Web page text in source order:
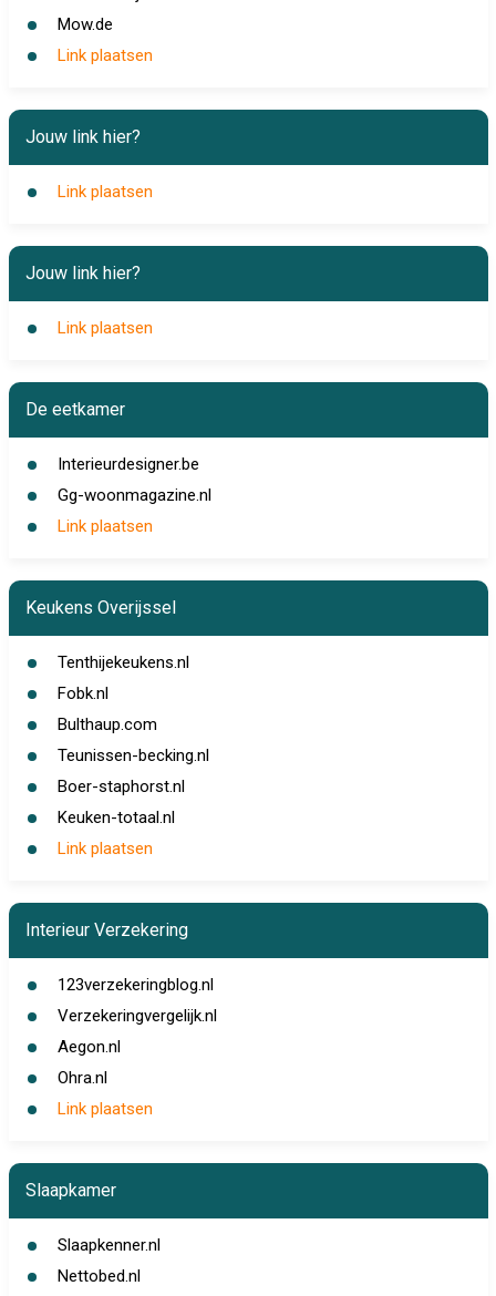
Mow.de
Link plaatsen
Jouw link hier?
Link plaatsen
Jouw link hier?
Link plaatsen
De eetkamer
Interieurdesigner.be
Gg-woonmagazine.nl
Link plaatsen
Keukens Overijssel
Tenthijekeukens.nl
Fobk.nl
Bulthaup.com
Teunissen-becking.nl
Boer-staphorst.nl
Keuken-totaal.nl
Link plaatsen
Interieur Verzekering
123verzekeringblog.nl
Verzekeringvergelijk.nl
Aegon.nl
Ohra.nl
Link plaatsen
Slaapkamer
Slaapkenner.nl
Nettobed.nl